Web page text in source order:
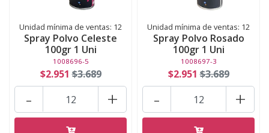
Unidad mínima de ventas: 12
Spray Polvo Celeste
100gr 1 Uni
1008696-5
$2.951 $3.689
+
-
Unidad mínima de ventas: 12
Spray Polvo Rosado
100gr 1 Uni
1008697-3
$2.951 $3.689
+
-